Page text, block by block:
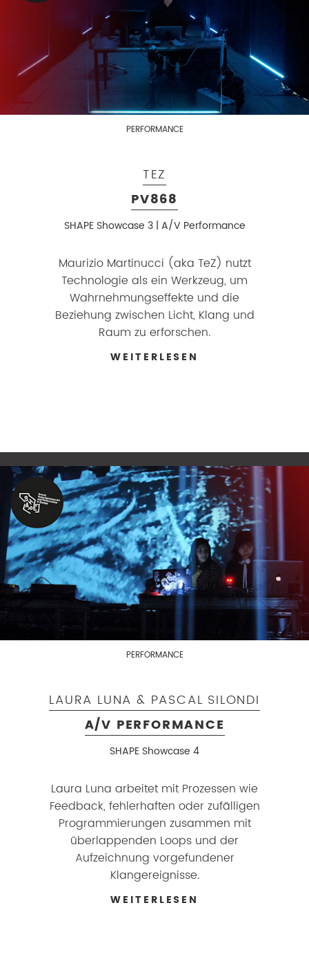
PERFORMANCE
TEZ
PV868
SHAPE Showcase 3 | A/V Performance
Maurizio Martinucci (aka TeZ) nutzt
Technologie als ein Werkzeug, um
Wahrnehmungseffekte und die
Beziehung zwischen Licht, Klang und
Raum zu erforschen.
WEITERLESEN
PERFORMANCE
LAURA LUNA & PASCAL SILONDI
A/V PERFORMANCE
SHAPE Showcase 4
Laura Luna arbeitet mit Prozessen wie
Feedback, fehlerhaften oder zufälligen
Programmierungen zusammen mit
überlappenden Loops und der
Aufzeichnung vorgefundener
Klangereignisse.
WEITERLESEN